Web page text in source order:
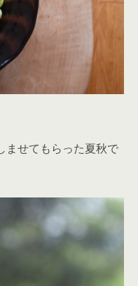
ませてもらった夏秋で